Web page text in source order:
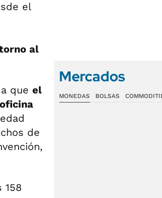
el
al
que el
de
158
Mercados
MONEDAS BOLSAS